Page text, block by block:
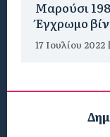
Μαρούσι
Έγχρωμο
17 Ιουλίου 2022